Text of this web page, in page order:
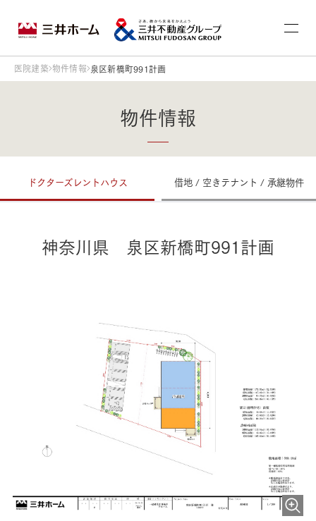
医院建築 物件情報 泉区新橋町991計画
物件情報
ドクターズレントハウス 借地 / 空きテナント / 承継物件
神奈川県 泉区新橋町991計画